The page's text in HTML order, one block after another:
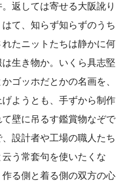
返しては寄せる大阪訛り
て、知らず知らずのうち
たニットたちは静かに何
生き物か。いくら具志堅
ゴッホだとかの名画を、
ようとも、手ずから制作
壁に吊るす鑑賞物なぞで
設計者や工場の職人たち
う常套句を使いたくな
る側と着る側の双方の心